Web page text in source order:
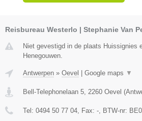
Reisbureau Westerlo | Stephanie Van
Niet gevestigd in de plaats Huissignies
Henegouwen.
Antwerpen » Oevel Google maps ▼
Bell-Telephonelaan 5, 2260 Oevel (
Tel: 0494 50 77 04, Fax: -, BTW-nr: